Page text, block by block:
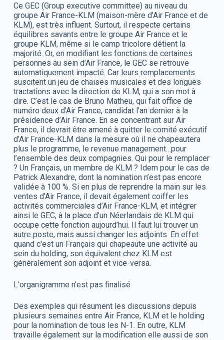
Ce GEC (Group executive committee) au niveau du
groupe Air France-KLM (maison-mère d’Air France et de
KLM), est très influent. Surtout, il respecte certains
équilibres savants entre le groupe Air France et le
groupe KLM, même si le camp tricolore détient la
majorité. Or, en modifiant les fonctions de certaines
personnes au sein d’Air France, le GEC se retrouve
automatiquement impacté. Car leurs remplacements
suscitent un jeu de chaises musicales et des longues
tractations avec la direction de KLM, qui a son mot à
dire. C’est le cas de Bruno Matheu, qui fait office de
numéro deux d’Air France, candidat l’an dernier à la
présidence d’Air France. En se concentrant sur Air
France, il devrait être amené à quitter le comité exécutif
d’Air France-KLM dans la mesure où il ne chapeautera
plus le programme, le revenue management…pour
l’ensemble des deux compagnies. Qui pour le remplacer
? Un Français, un membre de KLM ? Idem pour le cas de
Patrick Alexandre, dont la nomination n’est pas encore
validée à 100 %. Si en plus de reprendre la main sur les
ventes d’Air France, il devait également coiffer les
activités commerciales d’Air France-KLM, et intégrer
ainsi le GEC, à la place d’un Néerlandais de KLM qui
occupe cette fonction aujourd’hui. Il faut lui trouver un
autre poste, mais aussi changer les adjoints. En effet
quand c'est un Français qui chapeaute une activité au
sein du holding, son équivalent chez KLM est
généralement son adjoint et vice-versa.
L'organigramme n'est pas finalisé
Des exemples qui résument les discussions depuis
plusieurs semaines entre Air France, KLM et le holding
pour la nomination de tous les N-1. En outre, KLM
travaille également sur la modification elle aussi de son